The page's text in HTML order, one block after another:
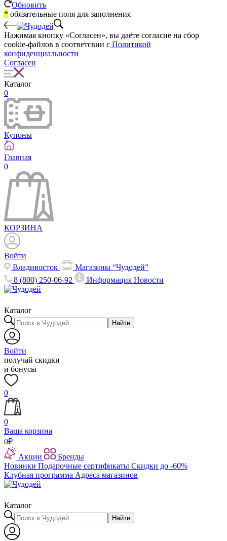
Обновить
* обязательные поля для заполнения
Нажимая кнопку «Согласен», вы даёте cогласие на сбор
cookie-файлов в соответсвии с Политикой
конфиденциальности
Согласен
Каталог
0
Купоны
Главная
0
КОРЗИНА
Войти
Владивосток
Магазины “Чудодей”
8 (800) 250-06-92
ИнформацияНовости
Каталог
Найти
Войти
получай скидки
и бонусы
0
0
Ваша корзина
0₽
Акции
Бренды
Новинки Подарочные сертификаты Скидки до -60%
Клубная программа Адреса магазинов
Каталог
Найти